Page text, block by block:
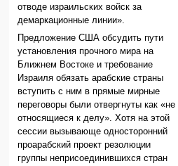
отводе израильских войск за
демаркационные линии».
Предложение США обсудить пути
установления прочного мира на
Ближнем Востоке и требование
Израиля обязать арабские страны
вступить с ним в прямые мирные
переговоры были отвергнуты как «не
относящиеся к делу». Хотя на этой
сессии вызывающе односторонний
проарабский проект резолюции
группы неприсоединившихся стран